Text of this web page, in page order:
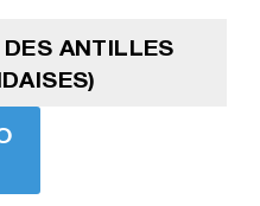
ANTILLES